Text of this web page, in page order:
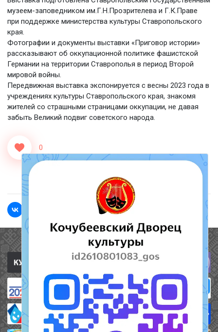
музеем-заповедником им.Г.Н.Прозрителева и Г.К.Праве
при поддержке министерства культуры Ставропольского
края.
Фотографии и документы выставки «Приговор истории»
рассказывают об оккупационной политике фашистской
Германии на территории Ставрополья в период Второй
мировой войны.
Передвижная выставка экспонируется с весны 2023 года в
учреждениях культуры Ставропольского края, знакомя
жителей со страшными страницами оккупации, не давая
забыть Великий подвиг советского народа.
0
Полезные ссылки